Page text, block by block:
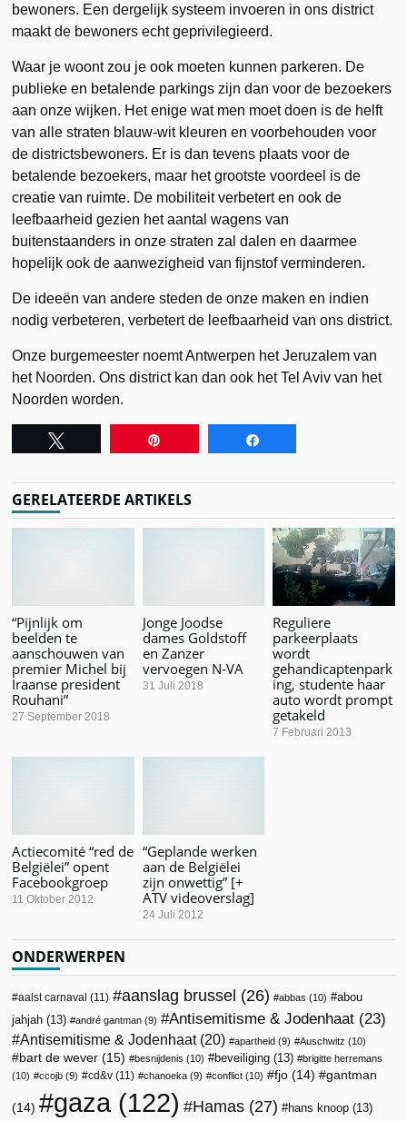
bewoners. Een dergelijk systeem invoeren in ons district
maakt de bewoners echt geprivilegieerd.
Waar je woont zou je ook moeten kunnen parkeren. De
publieke en betalende parkings zijn dan voor de bezoekers
aan onze wijken. Het enige wat men moet doen is de helft
van alle straten blauw-wit kleuren en voorbehouden voor
de districtsbewoners. Er is dan tevens plaats voor de
betalende bezoekers, maar het grootste voordeel is de
creatie van ruimte. De mobiliteit verbetert en ook de
leefbaarheid gezien het aantal wagens van
buitenstaanders in onze straten zal dalen en daarmee
hopelijk ook de aanwezigheid van fijnstof verminderen.
De ideeën van andere steden de onze maken en indien
nodig verbeteren, verbetert de leefbaarheid van ons district.
Onze burgemeester noemt Antwerpen het Jeruzalem van
het Noorden. Ons district kan dan ook het Tel Aviv van het
Noorden worden.
GERELATEERDE ARTIKELS
“Pijnlijk om
beelden te
aanschouwen van
premier Michel bij
Iraanse president
Rouhani”
27 September 2018
Jonge Joodse
dames Goldstoff
en Zanzer
vervoegen N-VA
31 Juli 2018
Reguliere
parkeerplaats
wordt
gehandicaptenpark
ing, studente haar
auto wordt prompt
getakeld
7 Februari 2013
Actiecomité “red de
Belgiëlei” opent
Facebookgroep
11 Oktober 2012
“Geplande werken
aan de Belgiëlei
zijn onwettig” [+
ATV videoverslag]
24 Juli 2012
ONDERWERPEN
aalst carnaval (11) aanslag brussel (26) abbas (10)
abou
jahjah (13) andré gantman (9) Antisemitisme & Jodenhaat (23)
Antisemitisme & Jodenhaat(20) apartheid (9) Auschwitz (10)
bart de wever (15) besnijdenis (10) beveiliging (13)
brigitte herremans
(10)
ccojb (9) cd&v (11) chanoeka (9) conflict (10) fjo (14) gantman
(14) gaza(122) Hamas (27) hans knoop (13)